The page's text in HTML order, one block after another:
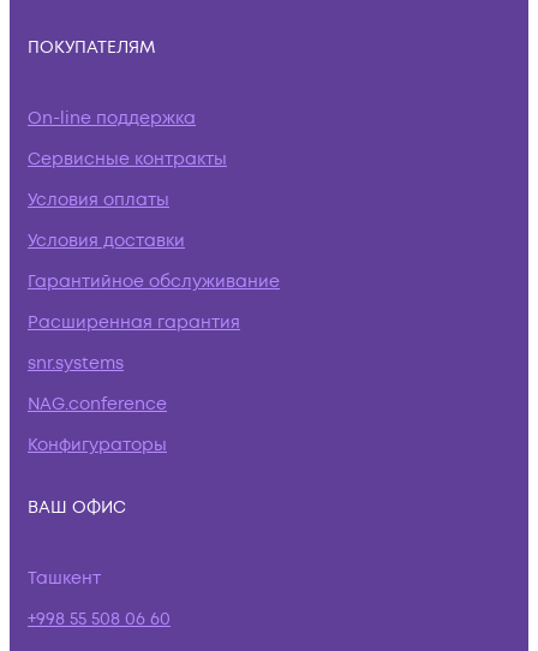
ПОКУПАТЕЛЯМ
On-line поддержка
Сервисные контракты
Условия оплаты
Условия доставки
Гарантийное обслуживание
Расширенная гарантия
snr.systems
NAG.conference
Конфигураторы
ВАШ ОФИС
Ташкент
+998 55 508 06 60